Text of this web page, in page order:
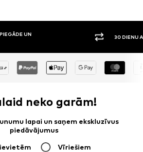
UN
30 DIENU
neko garām!
lapai un saņem ekskluzīvus
piedāvājumus
Vīriešiem